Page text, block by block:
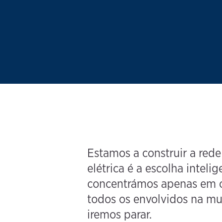
Estamos a construir a
elétrica é a escolha
concentrámos apenas
todos os envolvidos na
iremos parar.